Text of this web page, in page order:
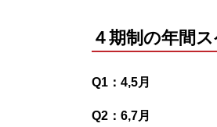
４期制の年間
Q1：4,5月
Q2：6,7月